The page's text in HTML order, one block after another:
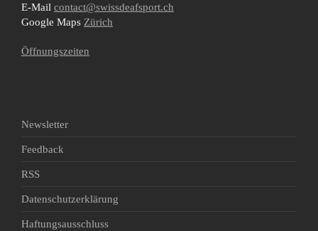
E-Mail contact@swissdeafsport.ch
Google Maps Zürich
Öffnungszeiten
Newsletter
Feedback
RSS
Datenschutzerklärung
Haftungsausschluss